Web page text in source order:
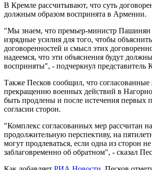
В Кремле рассчитывают, что суть
должным образом воспринята в Армении.
"Мы знаем, что премьер-министр Пашинян
изрядные усилия для того, чтобы
договоренностей и смысл этих
надеемся, что эти объяснения будут
восприняты", - подчеркнул представитель
Также Песков сообщил, что
прекращению военных действий в
быть продлены и после истечения первых
согласии сторон.
"Комплекс согласованных мер рассчитан
продолжительную перспективу, на
могут продлеваться, если одна из сторон не
заблаговременно об обратном", - сказал